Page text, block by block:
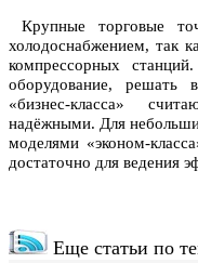
Крупные торговые
холодоснабжением, так
компрессорных
оборудование,
«бизнес-класса»
надёжными. Для
моделями «эконом-
достаточно для ведения
Еще статьи по